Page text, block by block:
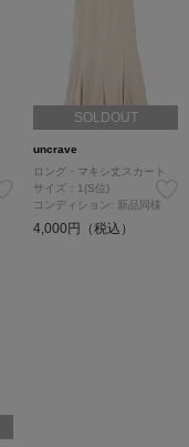
SOLDOUT
uncrave
ロング・マキシ丈スカート
サイズ：1(S位)
コンディション: 新品同様
4,000円（税込）